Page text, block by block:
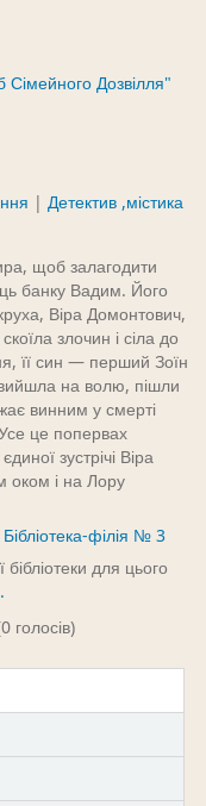
Дозвілля"
| Детектив ,містика
щоб залагодити
банку Вадим. Його
Віра Домонтович,
злочин і сіла до
її син — перший Зоїн
вийшла на волю, пішли
винним у смерті
це попервах
зустрічі Віра
оком і на Лору
Бібліотека-філія № 3
бібліотеки для цього
голосів)